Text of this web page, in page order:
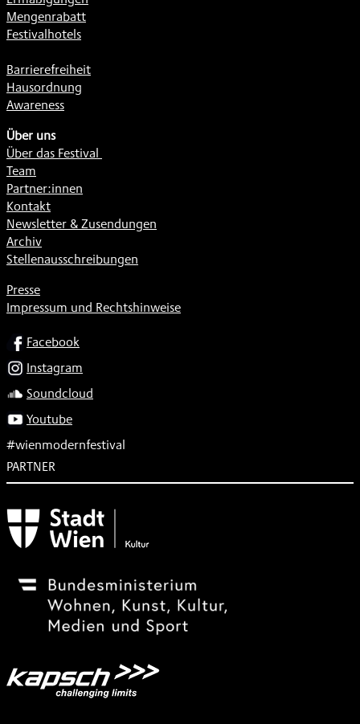
Mengenrabatt
Festivalhotels
Barrierefreiheit
Hausordnung
Awareness
Über uns
Über das Festival
Team
Partner:innen
Kontakt
Newsletter & Zusendungen
Archiv
Stellenausschreibungen
Presse
Impressum und Rechtshinweise
SOCIALFacebook
Instagram
Soundcloud
Youtube
#wienmodernfestival
PARTNER
Subventionsgeber